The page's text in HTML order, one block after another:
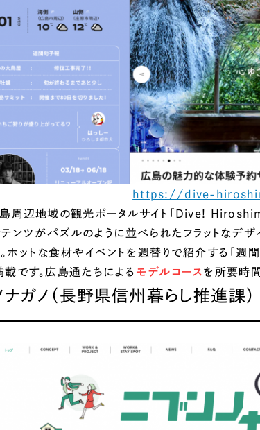
https://dive-
周辺地域の観光ポータルサイト「Dive!
ンツがパズルのように並べられたフラットなデザ
ホットな食材やイベントを週替りで紹介する「週間
です。広島通たちによる モデルコースを所要時
ナガノ（長野県信州暮らし推進課）